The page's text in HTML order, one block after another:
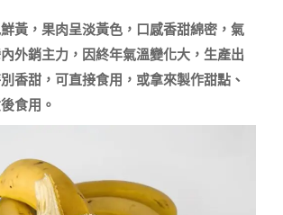
黃，果肉呈淡黃色，口感香甜綿密，氣
外銷主力，因終年氣溫變化大，生產出
香甜，可直接食用，或拿來製作甜點、